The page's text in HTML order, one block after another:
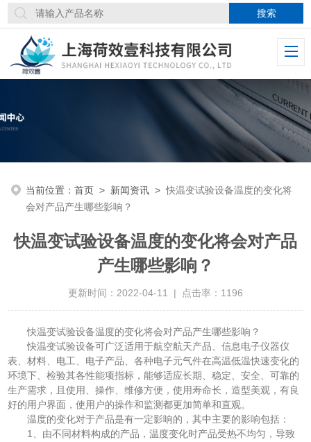
当前位置：首页 > 新闻资讯 >快温变试验设备温度的变化将
会对产品产生哪些影响？
快温变试验设备温度的变化将会对产品
产生哪些影响？
更新时间：2022-04-11 | 点击率：1196
快温变试验设备温度的变化将会对产品产生哪些影响？
快温变试验设备可广泛适用于航空航天产品、信息电子仪器仪
表、材料、电工、电子产品、各种电子元气件在高温低温快速变化的
环境下、检验其各性能项指标，能够适应长期、稳定、安全、可靠的
生产需求，且使用、操作、维修方便，使用寿命长，造型美观，有良
好的用户界面，使用户的操作和监测都更加简单和直观。
温度的变化对于产品是有一定影响的，其中主要的影响包括：
1、由不同材料构成的产品，温度变化时产品受热不均匀，导致